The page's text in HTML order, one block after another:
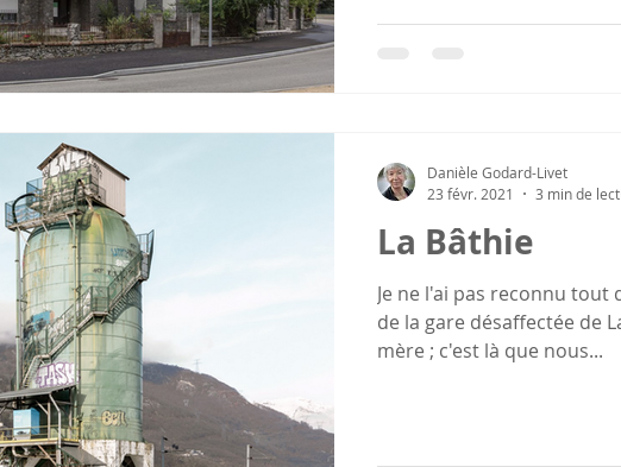
La Bâthie
Je ne l'ai pas reconnu tout
de la gare désaffectée de
mère ; c'est là que nous...
Danièle Godard-Livet
23 févr. 2021
3 min de